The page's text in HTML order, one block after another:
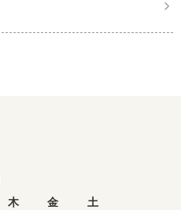
木 金
土